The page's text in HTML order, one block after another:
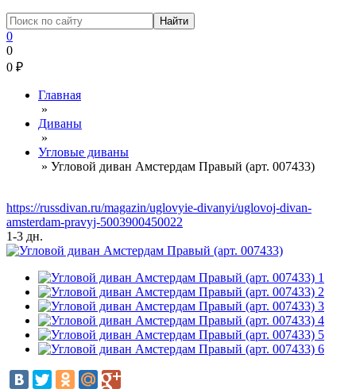
0
0
0 ₽
Главная
»
Диваны
»
Угловые диваны
» Угловой диван Амстердам Правый (арт. 007433)
https://russdivan.ru/magazin/uglovyie-divanyi/uglovoj-divan-
amsterdam-pravyj-5003900450022
1-3 дн.